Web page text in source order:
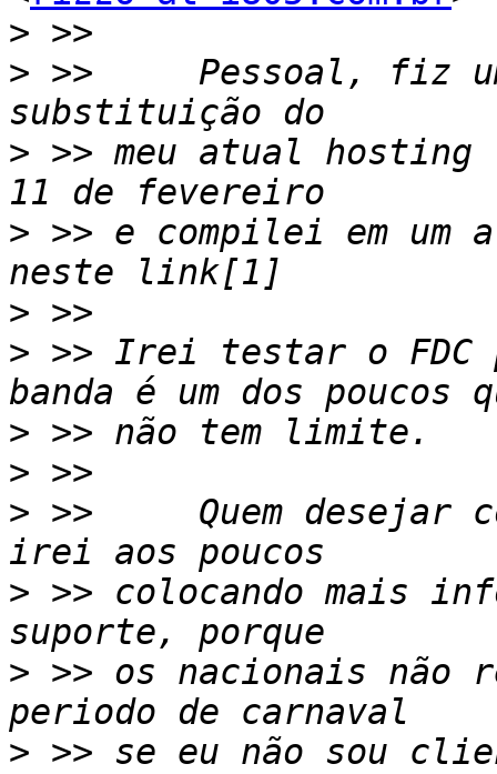
>
> >>     Pessoal, fiz
> >> meu atual
> >> e compilei em um
>
> >> Irei testar o FDC
>
>
> >>     Quem desejar
> >> colocando mais
> >> os nacionais não
> >> se eu não sou